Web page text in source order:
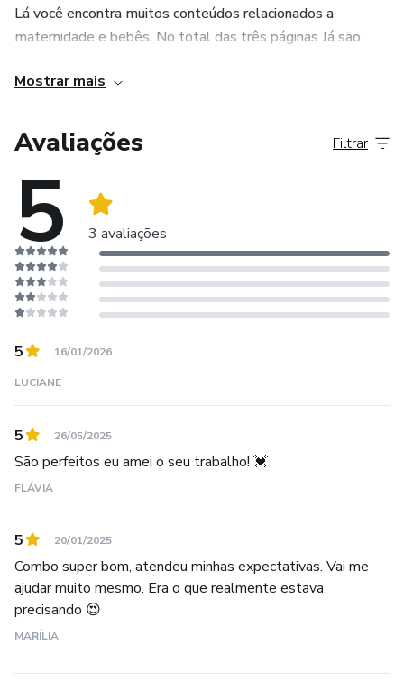
Lá você encontra muitos conteúdos relacionados a
maternidade e bebês. No total das três páginas Já são
meu trabalho e dezenas de mamães satisfeitas com os
Mostrar mais
Avaliações
5 3 avaliações
Filtrar
5 16/01/2026
LUCIANE
5 26/05/2025
São perfeitos eu amei o seu trabalho! 💓
FLÁVIA
5 20/01/2025
Combo super bom, atendeu minhas expectativas. Vai me
ajudar muito mesmo. Era o que realmente estava
precisando 😍
MARÍLIA